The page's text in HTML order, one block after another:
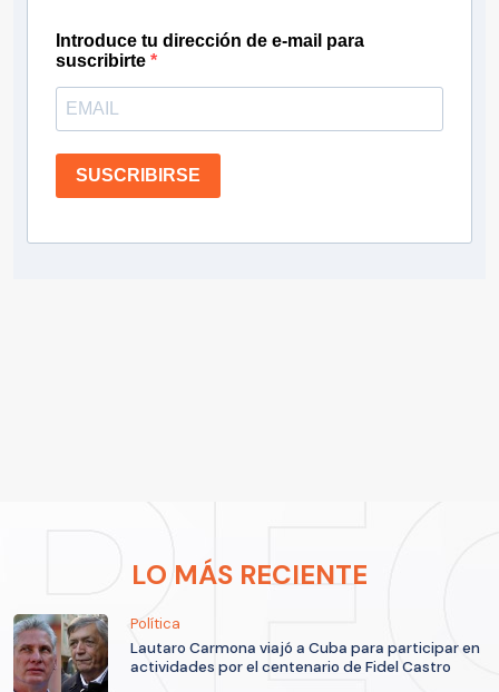
Introduce tu dirección de e-mail para
suscribirte
SUSCRIBIRSE
LO MÁS RECIENTE
Política
Lautaro Carmona viajó a Cuba para participar en
actividades por el centenario de Fidel Castro